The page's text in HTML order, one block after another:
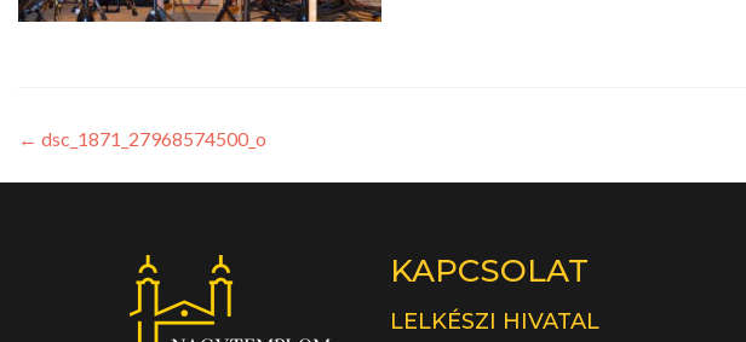
← dsc_1871_27968574500_o
KAPCSOLAT
LELKÉSZI HIVATAL